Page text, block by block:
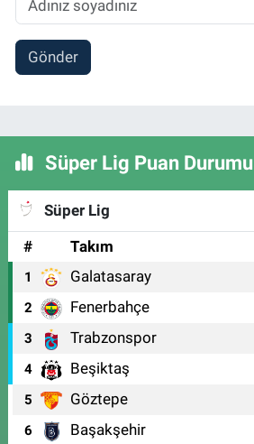
Gönder
Süper Lig Puan Durumu
Süper Lig
#
Takım
1 Galatasaray
2 Fenerbahçe
3 Trabzonspor
4 Beşiktaş
5 Göztepe
6 Başakşehir